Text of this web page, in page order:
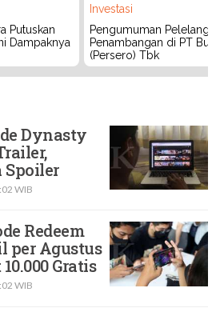
Putuskan
Dampaknya
Investasi
Pengumuman Pelelangan
Penambangan di PT Bukit
(Persero) Tbk
Dynasty
Spoiler
WIB
Redeem
per Agustus
Gratis
WIB